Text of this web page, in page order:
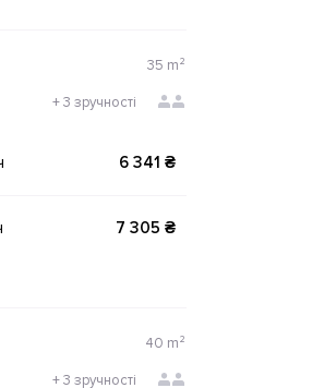
35 m²
+3 зручності
6 341 ₴
7 305 ₴
40 m²
+3 зручності